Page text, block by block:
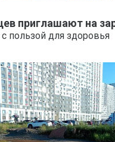
приглашают на
пользой для здоровья